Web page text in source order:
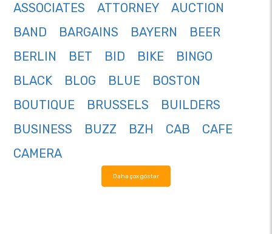
ASSOCIATES
ATTORNEY
AUCTION
BAND
BARGAINS BAYERN
BEER
BERLIN
BET BID BIKE
BINGO
BLACK
BLOG BLUE
BOSTON
BOUTIQUE
BRUSSELS
BUILDERS
BUSINESS
BUZZ BZH CAB
CAFE
CAMERA
Daha çox göstər